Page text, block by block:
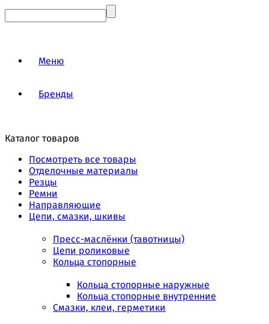
Меню
Бренды
Каталог товаров
Посмотреть все товары
Отделочные материалы
Резцы
Ремни
Направляющие
Цепи, смазки, шкивы
Пресс-маслёнки (тавотницы)
Цепи роликовые
Кольца стопорные
Кольца стопорные наружные
Кольца стопорные внутренние
Смазки, клеи, герметики